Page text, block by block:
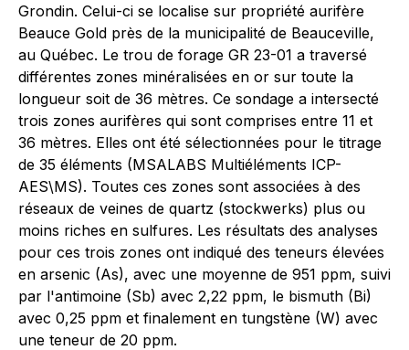
Grondin. Celui-ci se localise sur propriété aurifère
Beauce Gold près de la municipalité de Beauceville,
au Québec. Le trou de forage GR 23-01 a traversé
différentes zones minéralisées en or sur toute la
longueur soit de 36 mètres. Ce sondage a intersecté
trois zones aurifères qui sont comprises entre 11 et
36 mètres. Elles ont été sélectionnées pour le titrage
de 35 éléments (MSALABS Multiéléments ICP-
AES\MS). Toutes ces zones sont associées à des
réseaux de veines de quartz (stockwerks) plus ou
moins riches en sulfures. Les résultats des analyses
pour ces trois zones ont indiqué des teneurs élevées
en arsenic (As), avec une moyenne de 951 ppm, suivi
par l'antimoine (Sb) avec 2,22 ppm, le bismuth (Bi)
avec 0,25 ppm et finalement en tungstène (W) avec
une teneur de 20 ppm.